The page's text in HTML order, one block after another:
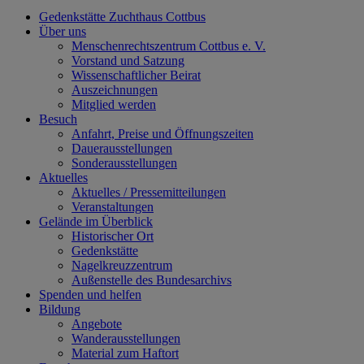
Gedenkstätte Zuchthaus Cottbus
Über uns
Menschenrechtszentrum Cottbus e. V.
Vorstand und Satzung
Wissenschaftlicher Beirat
Auszeichnungen
Mitglied werden
Besuch
Anfahrt, Preise und Öffnungszeiten
Dauerausstellungen
Sonderausstellungen
Aktuelles
Aktuelles / Pressemitteilungen
Veranstaltungen
Gelände im Überblick
Historischer Ort
Gedenkstätte
Nagelkreuzzentrum
Außenstelle des Bundesarchivs
Spenden und helfen
Bildung
Angebote
Wanderausstellungen
Material zum Haftort